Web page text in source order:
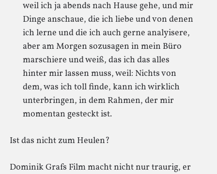
weil ich ja abends nach Hause gehe, und mir
Dinge anschaue, die ich liebe und von denen
ich lerne und die ich auch gerne analyisere,
aber am Morgen sozusagen in mein Büro
marschiere und weiß, das ich das alles
hinter mir lassen muss, weil: Nichts von
dem, was ich toll finde, kann ich wirklich
unterbringen, in dem Rahmen, der mir
momentan gesteckt ist.
Ist das nicht zum Heulen?
Dominik Grafs Film macht nicht nur traurig, er